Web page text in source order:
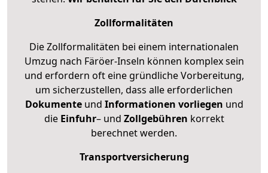
Zollformalitäten
Die Zollformalitäten bei einem internationalen
Umzug nach Färöer-Inseln können komplex sein
und erfordern oft eine gründliche Vorbereitung,
um sicherzustellen, dass alle erforderlichen
Dokumenteund Informationen vorliegen und
die Einfuhr– und Zollgebühren korrekt
berechnet werden.
Transportversicherung